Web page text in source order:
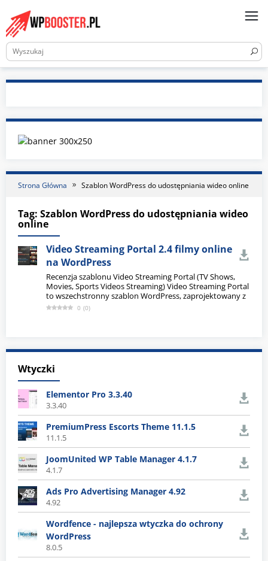
content
Strona Główna Szablon WordPress do udostępniania wideo online
Tag: Szablon WordPress do udostępniania wideo
online
Video Streaming Portal 2.4 filmy online
na WordPress
Recenzja szablonu Video Streaming Portal (TV Shows,
Movies, Sports Videos Streaming) Video Streaming Portal
to wszechstronny szablon WordPress, zaprojektowany z
0 (0)
Wtyczki
Elementor Pro 3.3.40
3.3.40
PremiumPress Escorts Theme 11.1.5
11.1.5
JoomUnited WP Table Manager 4.1.7
4.1.7
Ads Pro Advertising Manager 4.92
4.92
Wordfence - najlepsza wtyczka do ochrony
WordPress
8.0.5